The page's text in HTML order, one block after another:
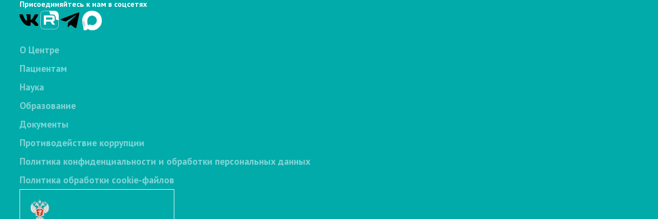
Присоединяйтесь к нам в соцсетях
О Центре
Пациентам
Наука
Образование
Документы
Противодействие коррупции
Политика конфиденциальности и обработки персональных данных
Политика обработки cookie-файлов